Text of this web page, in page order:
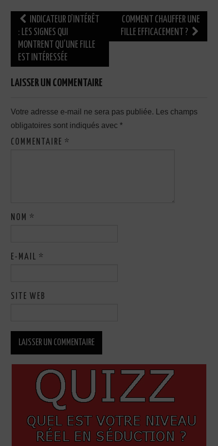
Navigation
des
articles
INDICATEUR D’INTÉRÊT
: LES SIGNES QUI
MONTRENT QU’UNE FILLE
EST INTÉRESSÉE
COMMENT CHAUFFER UNE
FILLE EFFICACEMENT ?
LAISSER UN COMMENTAIRE
Votre adresse e-mail ne sera pas publiée.
Les champs
obligatoires sont indiqués avec*
COMMENTAIRE*
NOM*
E-MAIL*
SITE WEB